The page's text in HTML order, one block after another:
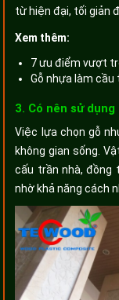
từ hiện đại, tối giản
Xem thêm:
7 ưu điểm vượt
Gỗ nhựa làm
3. Có nên sử
Việc lựa chọn gỗ
không gian sống.
cấu trần nhà, đồng
nhờ khả năng cách